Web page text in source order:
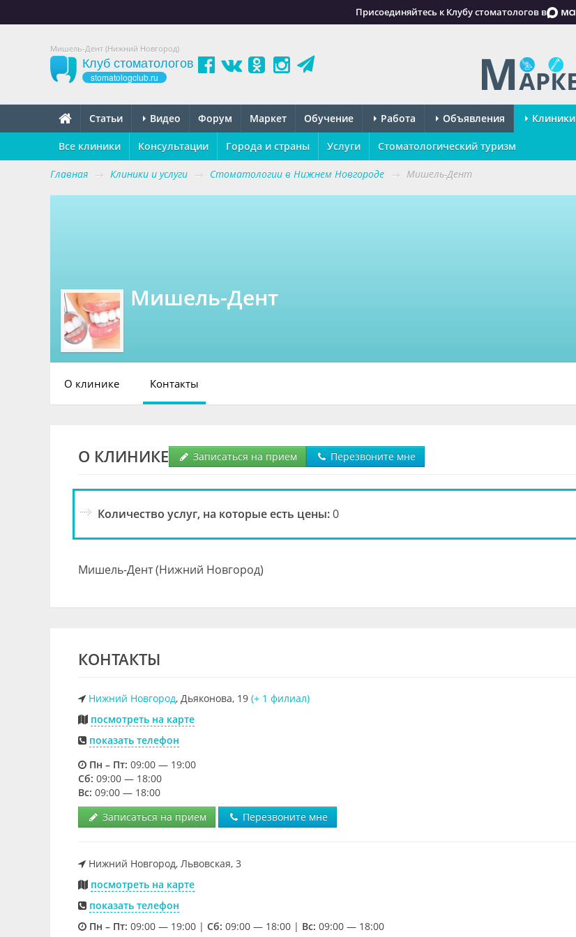
Присоединяйтесь к Клубу стоматологов в
Мишель-Дент (Нижний Новгород)
Клуб стоматологов
stomatologclub.ru
Статьи Видео Форум Маркет Обучение Работа Объявления Клиники
Все клиники Консультации Города и страны Услуги Стоматологический туризм
Главная → Клиники и услуги → Стоматологии в Нижнем Новгороде → Мишель-Дент
Мишель-Дент
О клинике Контакты
О КЛИНИКЕ Записаться на прием Перезвоните мне
Количество услуг, на которые есть цены:0
Мишель-Дент (Нижний Новгород)
КОНТАКТЫ
Нижний Новгород, Дьяконова, 19 (+ 1 филиал)
посмотреть на карте
показать телефон
Пн – Пт: 09:00 — 19:00
Cб: 09:00 — 18:00
Вс: 09:00 — 18:00
Записаться на прием
Перезвоните мне
Нижний Новгород, Львовская, 3
посмотреть на карте
показать телефон
Пн – Пт: 09:00 — 19:00 | Cб: 09:00 — 18:00 | Вс: 09:00 — 18:00